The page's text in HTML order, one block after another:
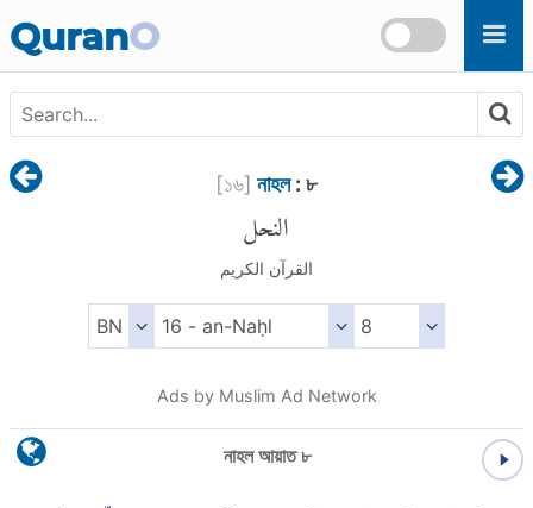
QuranO
[১৬] নাহল: ৮
النحل
القرآن الكريم
Ads by Muslim Ad Network
নাহল আয়াত ৮